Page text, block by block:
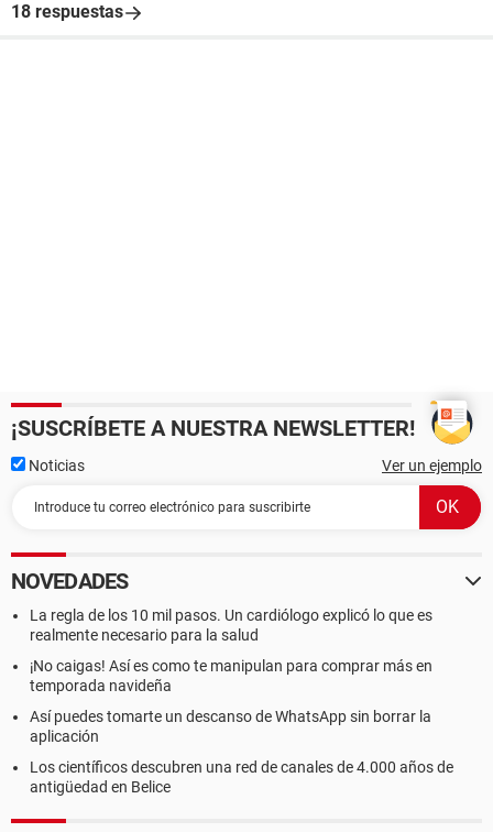
18 respuestas
¡SUSCRÍBETE A NUESTRA NEWSLETTER!
Noticias Ver un ejemplo
NOVEDADES
La regla de los 10 mil pasos. Un cardiólogo explicó lo que es
realmente necesario para la salud
¡No caigas! Así es como te manipulan para comprar más en
temporada navideña
Así puedes tomarte un descanso de WhatsApp sin borrar la
aplicación
Los científicos descubren una red de canales de 4.000 años de
antigüedad en Belice